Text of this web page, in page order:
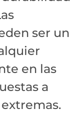
ser un
en las
a